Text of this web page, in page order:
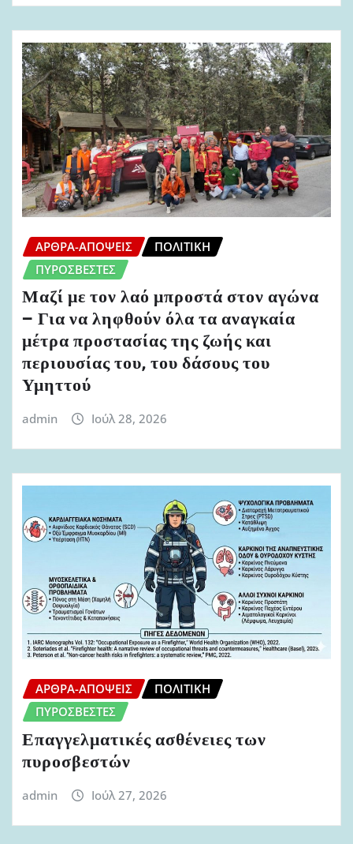
ΆΡΘΡΑ-ΑΠΌΨΕΙΣ
ΠΟΛΙΤΙΚΉ
ΠΥΡΟΣΒΈΣΤΕΣ
Μαζί με τον λαό μπροστά στον αγώνα
– Για να ληφθούν όλα τα αναγκαία
μέτρα προστασίας της ζωής και
περιουσίας του, του δάσους του
Υμηττού
admin Ιούλ 28, 2026
ΆΡΘΡΑ-ΑΠΌΨΕΙΣ
ΠΟΛΙΤΙΚΉ
ΠΥΡΟΣΒΈΣΤΕΣ
Επαγγελματικές ασθένειες των
πυροσβεστών
admin Ιούλ 27, 2026